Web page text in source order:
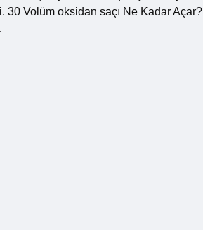
30 Volüm oksidan saçı Ne Kadar Açar?